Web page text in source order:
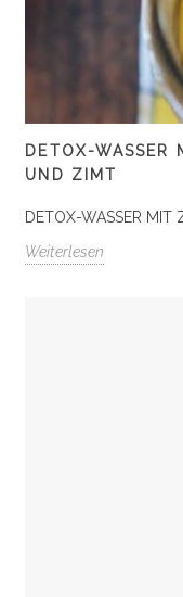
DETOX-WASSER
UND ZIMT
DETOX-WASSER MIT
Weiterlesen